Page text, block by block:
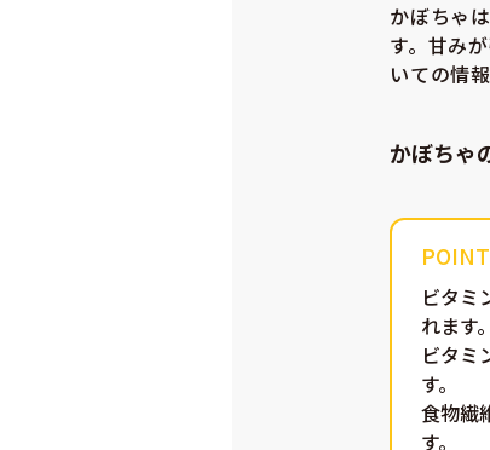
かぼちゃ
す。甘み
いての情報
かぼちゃ
ビタミ
れます
ビタミ
す。
食物繊
す。